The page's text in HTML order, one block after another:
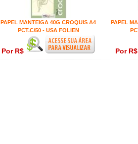
PAPEL MANTEIGA 40G CROQUIS A4
PCT.C/50 - USA FOLIEN
Por R$
PAPEL
Por